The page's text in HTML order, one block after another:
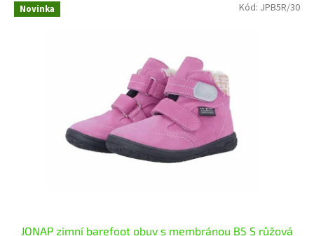
Novinka
JONAP zimní barefoot obuv s membránou B5 S růžová
Kód: JPB5R/30